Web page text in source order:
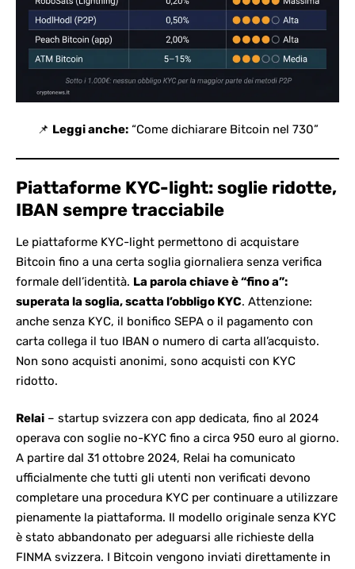
📌 Leggi anche:“Come dichiarare Bitcoin nel 730”
Piattaforme KYC-light: soglie ridotte,
IBAN sempre tracciabile
Le piattaforme KYC-light permettono di acquistare
Bitcoin fino a una certa soglia giornaliera senza verifica
formale dell’identità. La parola chiave è “fino a”:
superata la soglia, scatta l’obbligo KYC. Attenzione:
anche senza KYC, il bonifico SEPA o il pagamento con
carta collega il tuo IBAN o numero di carta all’acquisto.
Non sono acquisti anonimi, sono acquisti con KYC
ridotto.
Relai – startup svizzera con app dedicata, fino al 2024
operava con soglie no-KYC fino a circa 950 euro al giorno.
A partire dal 31 ottobre 2024, Relai ha comunicato
ufficialmente che tutti gli utenti non verificati devono
completare una procedura KYC per continuare a utilizzare
pienamente la piattaforma. Il modello originale senza KYC
è stato abbandonato per adeguarsi alle richieste della
FINMA svizzera. I Bitcoin vengono inviati direttamente in